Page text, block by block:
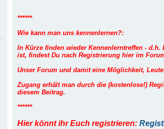
******
Wie kann man uns kennenlernen?:
In Kürze finden wieder Kennenlerntreffen -
ist, findest Du nach Registrierung hier im
Unser Forum und damit eine Möglichkeit,
Zugang erhält man durch die (kostenlose!)
diesem Beitrag.
******
Hier könnt ihr Euch registrieren: